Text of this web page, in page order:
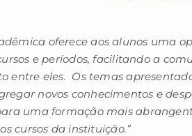
oferece aos alunos uma
e períodos, facilitando a
entre eles. Os temas
novos conhecimentos e
uma formação mais
cursos da instituição.”